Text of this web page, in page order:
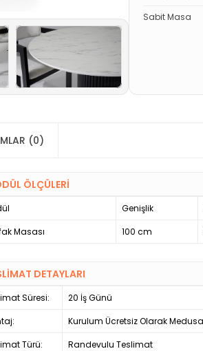
Sabit Masa
(0)
ÖLÇÜLERİ
Genişlik
Masası
100 cm
DETAYLARI
Süresi:
20 İş Günü
Kurulum Ücretsiz Olarak
Türü:
Randevulu Teslimat